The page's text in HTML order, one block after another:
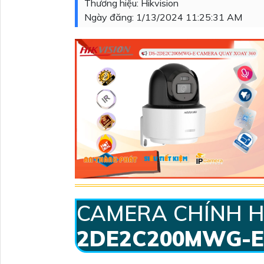
Thương hiệu: Hikvision
Ngày đăng: 1/13/2024 11:25:31 AM
CAMERA CHÍNH
2DE2C200MWG-